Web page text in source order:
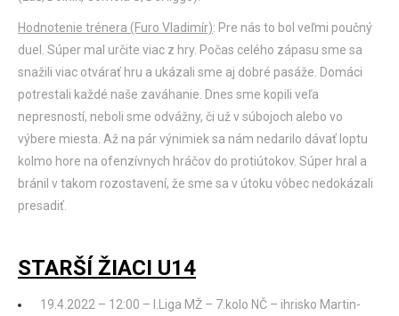
Hodnotenie trénera (Furo Vladimír): Pre nás to bol veľmi poučný
duel. Súper mal určite viac z hry. Počas celého zápasu sme sa
snažili viac otvárať hru a ukázali sme aj dobré pasáže. Domáci
potrestali každé naše zaváhanie. Dnes sme kopili veľa
nepresností, neboli sme odvážny, či už v súbojoch alebo vo
výbere miesta. Až na pár výnimiek sa nám nedarilo dávať loptu
kolmo hore na ofenzívnych hráčov do protiútokov. Súper hral a
bránil v takom rozostavení, že sme sa v útoku vôbec nedokázali
presadiť.
STARŠÍ ŽIACI U14
19.4.2022 – 12:00 – I.Liga MŽ – 7.kolo NČ – ihrisko Martin-